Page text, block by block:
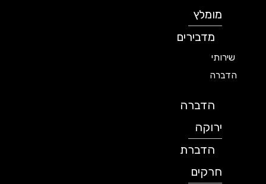
מומלץ
מדבירים
שירותי
הדברה
הדברה
ירוקה
הדברת
חרקים